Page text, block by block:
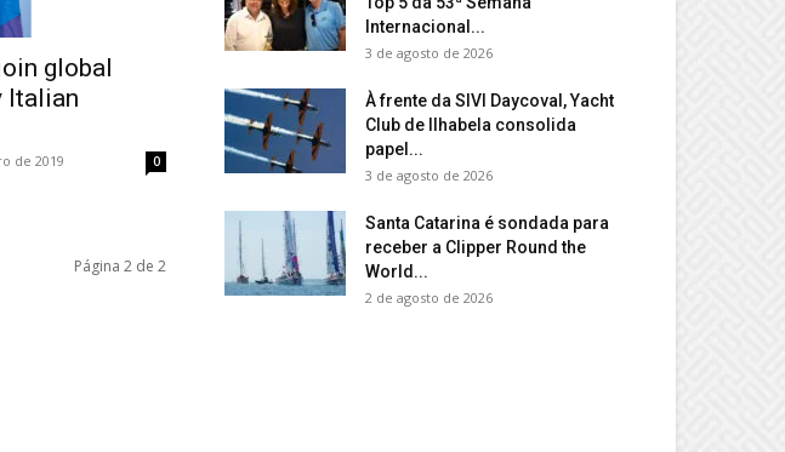
global
Italian
de 2019 0
Página 2 de 2
Internacional...
3 de agosto de 2026
À frente da SIVI Daycoval, Yacht
Club de Ilhabela consolida
papel...
3 de agosto de 2026
Santa Catarina é sondada para
receber a Clipper Round the
World...
2 de agosto de 2026